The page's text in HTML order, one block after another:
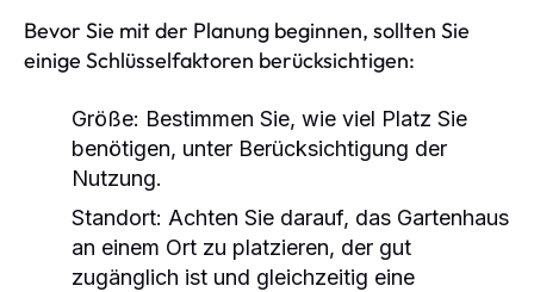
Bevor Sie mit der Planung beginnen, sollten Sie
einige Schlüsselfaktoren berücksichtigen:
Größe: Bestimmen Sie, wie viel Platz Sie
benötigen, unter Berücksichtigung der
Nutzung.
Standort: Achten Sie darauf, das Gartenhaus
an einem Ort zu platzieren, der gut
zugänglich ist und gleichzeitig eine